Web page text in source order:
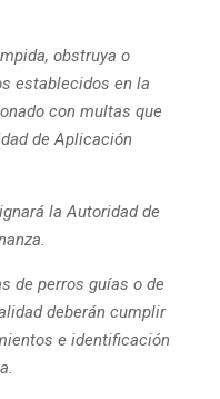
obstruya o
establecidos en la
con multas que
de Aplicación
la Autoridad de
de perros guías o de
deberán cumplir
e identificación